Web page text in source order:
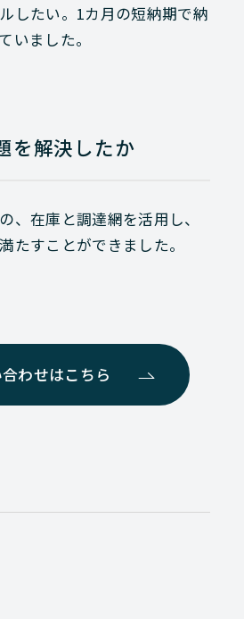
したい。1カ月の短納期で納
いました。
を解決したか
、在庫と調達網を活用し、
たすことができました。
わせはこちら